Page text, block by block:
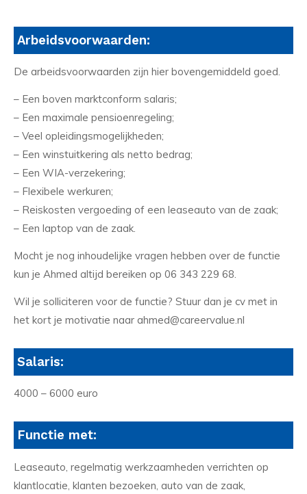
Arbeidsvoorwaarden:
De arbeidsvoorwaarden zijn hier bovengemiddeld goed.
– Een boven marktconform salaris;
– Een maximale pensioenregeling;
– Veel opleidingsmogelijkheden;
– Een winstuitkering als netto bedrag;
– Een WIA-verzekering;
– Flexibele werkuren;
– Reiskosten vergoeding of een leaseauto van de zaak;
– Een laptop van de zaak.
Mocht je nog inhoudelijke vragen hebben over de functie
kun je Ahmed altijd bereiken op 06 343 229 68.
Wil je solliciteren voor de functie? Stuur dan je cv met in
het kort je motivatie naar ahmed@careervalue.nl
Salaris:
4000 – 6000 euro
Functie met:
Leaseauto, regelmatig werkzaamheden verrichten op
klantlocatie, klanten bezoeken, auto van de zaak,